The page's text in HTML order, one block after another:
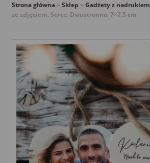
Strona główna»Sklep »Gadżety z nadrukiem
ze zdjęciem. Serce. Dwustronna. 7×7.5 cm